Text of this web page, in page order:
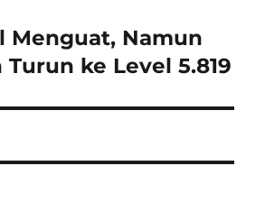
Menguat, Namun
ke Level 5.819